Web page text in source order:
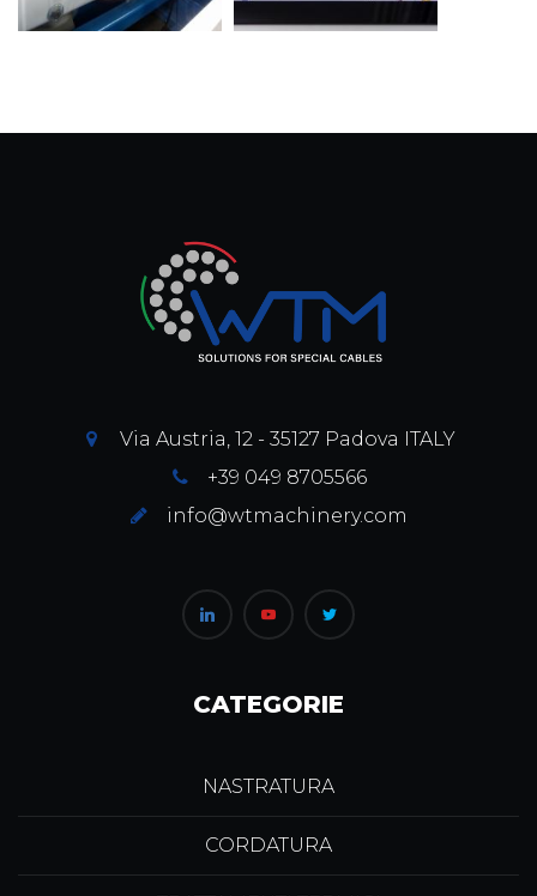
Via Austria, 12 - 35127 Padova ITALY
+39 049 8705566
info@wtmachinery.com
CATEGORIE
NASTRATURA
CORDATURA